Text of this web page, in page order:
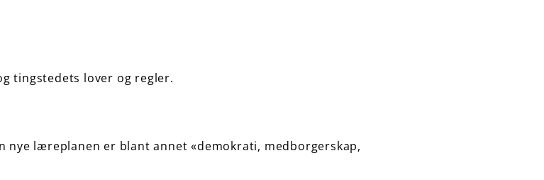
tingstedets lover og regler.
nye læreplanen er blant annet «demokrati, medborgerskap,